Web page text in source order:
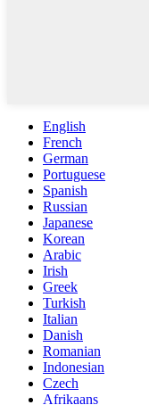
English
French
German
Portuguese
Spanish
Russian
Japanese
Korean
Arabic
Irish
Greek
Turkish
Italian
Danish
Romanian
Indonesian
Czech
Afrikaans